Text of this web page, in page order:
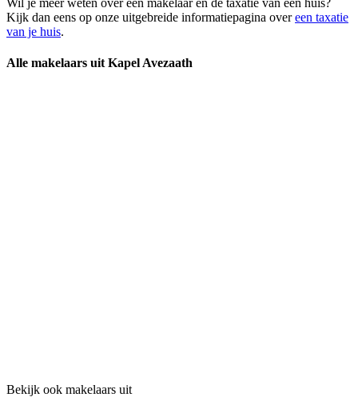
Kijk dan eens op onze uitgebreide informatiepagina overeen taxatie
van je huis.
Alle makelaars uit Kapel Avezaath
Bekijk ook makelaars uit